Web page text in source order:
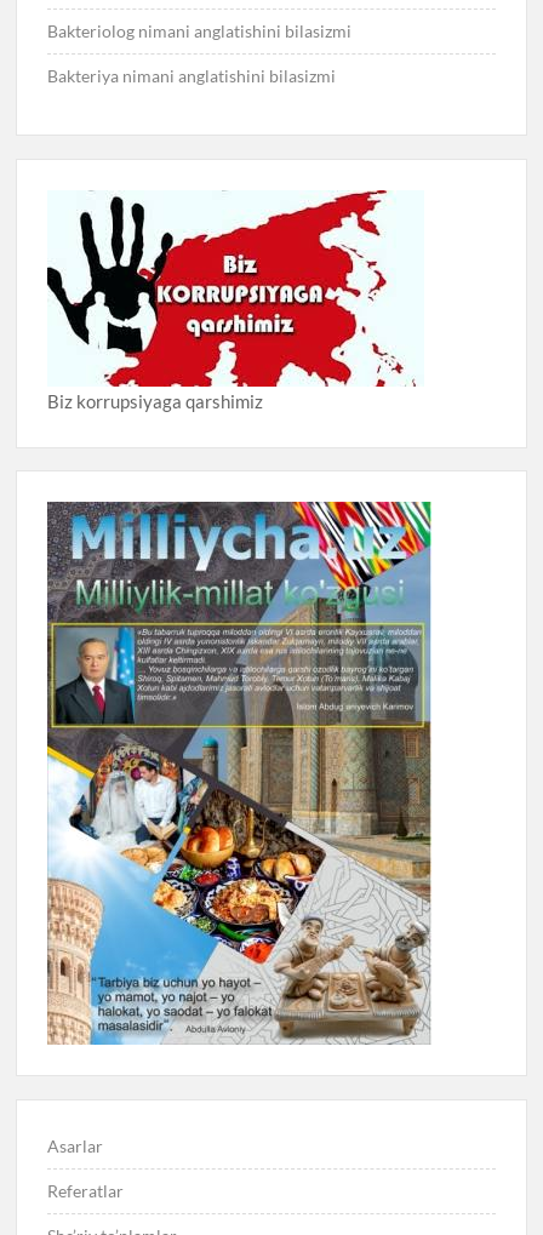
Bakteriolog nimani anglatishini bilasizmi
Bakteriya nimani anglatishini bilasizmi
Biz korrupsiyaga qarshimiz
Asarlar
Referatlar